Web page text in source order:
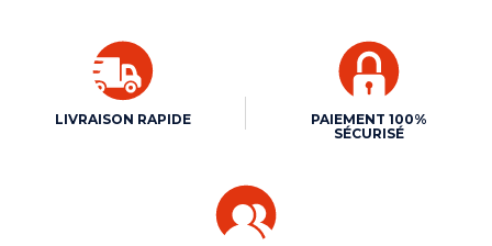
LIVRAISON RAPIDE
PAIEMENT 100%
SÉCURISÉ